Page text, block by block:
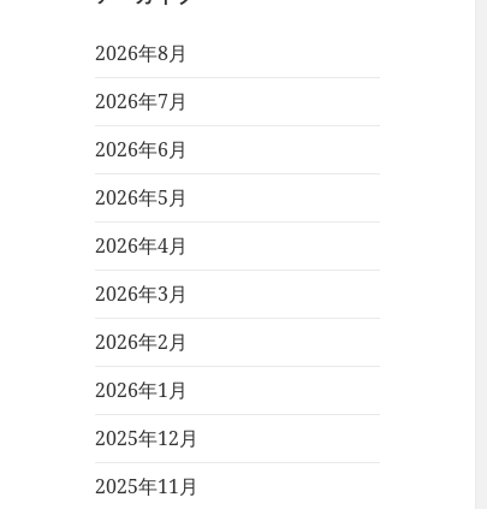
2026年8月
2026年7月
2026年6月
2026年5月
2026年4月
2026年3月
2026年2月
2026年1月
2025年12月
2025年11月